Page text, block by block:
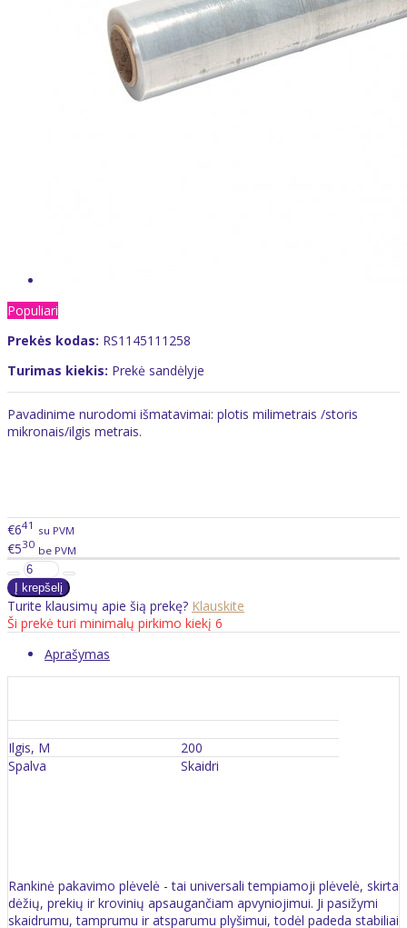
Populiari
Prekės kodas: RS1145111258
Turimas kiekis: Prekė sandėlyje
Pavadinime nurodomi išmatavimai: plotis milimetrais /storis
mikronais/ilgis metrais.
€641 su PVM
€530 be PVM
Turite klausimų apie šią prekę? Klauskite
Ši prekė turi minimalų pirkimo kiekį 6
Aprašymas
Ilgis, M
200
Spalva
Skaidri
Rankinė pakavimo plėvelė - tai universali tempiamoji plėvelė, skirta
dėžių, prekių ir krovinių apsaugančiam apvyniojimui. Ji pasižymi
skaidrumu, tamprumu ir atsparumu plyšimui, todėl padeda stabiliai